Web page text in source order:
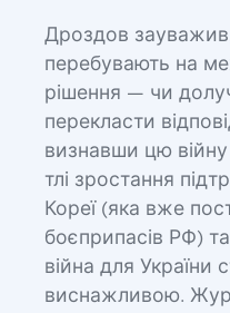
Дроздов
перебувають на
рішення — чи
перекласти
визнавши цю
тлі зростання
Кореї (яка вже
боєприпасів РФ) та
війна для України
виснажливою.